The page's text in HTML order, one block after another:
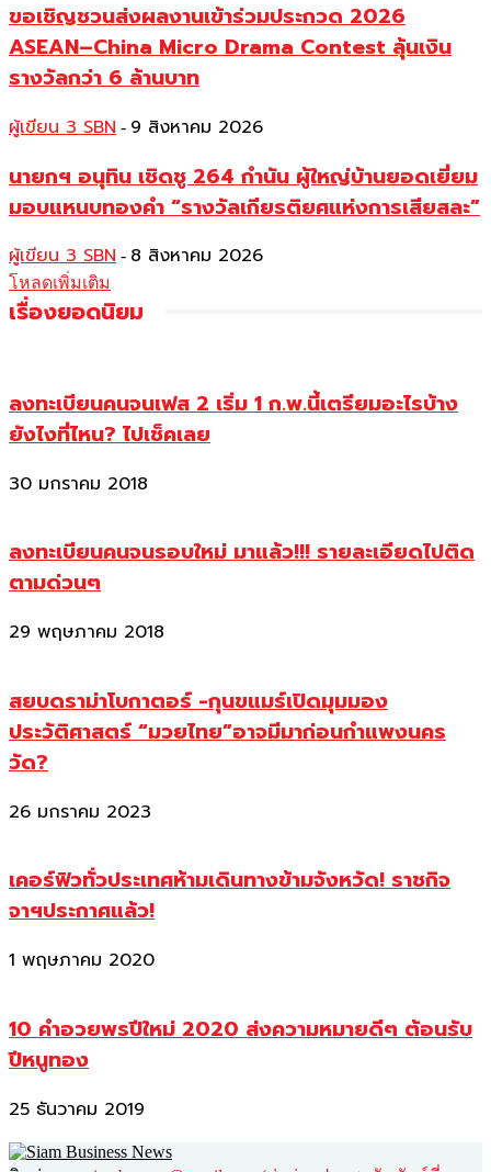
ขอเชิญชวนส่งผลงานเข้าร่วมประกวด 2026
ASEAN–China Micro Drama Contest ลุ้นเงิน
รางวัลกว่า 6 ล้านบาท
ผู้เขียน 3 SBN - 9 สิงหาคม 2026
นายกฯ อนุทิน เชิดชู 264 กำนัน ผู้ใหญ่บ้านยอดเยี่ยม
มอบแหนบทองคำ “รางวัลเกียรติยศแห่งการเสียสละ”
ผู้เขียน 3 SBN - 8 สิงหาคม 2026
โหลดเพิ่มเติม
เรื่องยอดนิยม
ลงทะเบียนคนจนเฟส 2 เริ่ม 1 ก.พ.นี้เตรียมอะไรบ้าง
ยังไงที่ไหน? ไปเช็คเลย
30 มกราคม 2018
ลงทะเบียนคนจนรอบใหม่ มาแล้ว!!! รายละเอียดไปติด
ตามด่วนๆ
29 พฤษภาคม 2018
สยบดราม่าโบกาตอร์ -กุนขแมร์เปิดมุมมอง
ประวัติศาสตร์ “มวยไทย”อาจมีมาก่อนกำแพงนคร
วัด?
26 มกราคม 2023
เคอร์ฟิวทั่วประเทศห้ามเดินทางข้ามจังหวัด! ราชกิจ
จาฯประกาศแล้ว!
1 พฤษภาคม 2020
10 คำอวยพรปีใหม่ 2020 ส่งความหมายดีๆ ต้อนรับ
ปีหนูทอง
25 ธันวาคม 2019